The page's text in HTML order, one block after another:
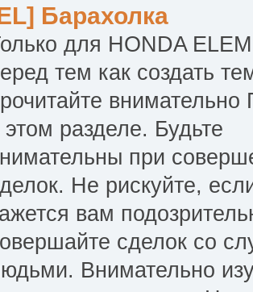
Барахолка
для HONDA
тем как создать
этом разделе. Будьте
при
Не рискуйте,
вам
сделок со
Внимательно